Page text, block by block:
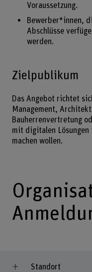
Voraussetzung.
Bewerber*innen,
Abschlüsse
werden.
Zielpublikum
Das Angebot richtet
Management,
Bauherrenvertretung
mit digitalen Lösungen
machen wollen.
Standort